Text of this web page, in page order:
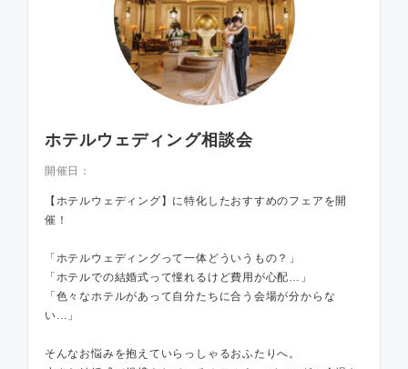
ホテルウェディング相談会
開催日：
【ホテルウェディング】に特化したおすすめのフェアを開
催！
「ホテルウェディングって一体どういうもの？」
「ホテルでの結婚式って憧れるけど費用が心配…」
「色々なホテルがあって自分たちに合う会場が分からな
い…」
そんなお悩みを抱えていらっしゃるおふたりへ。